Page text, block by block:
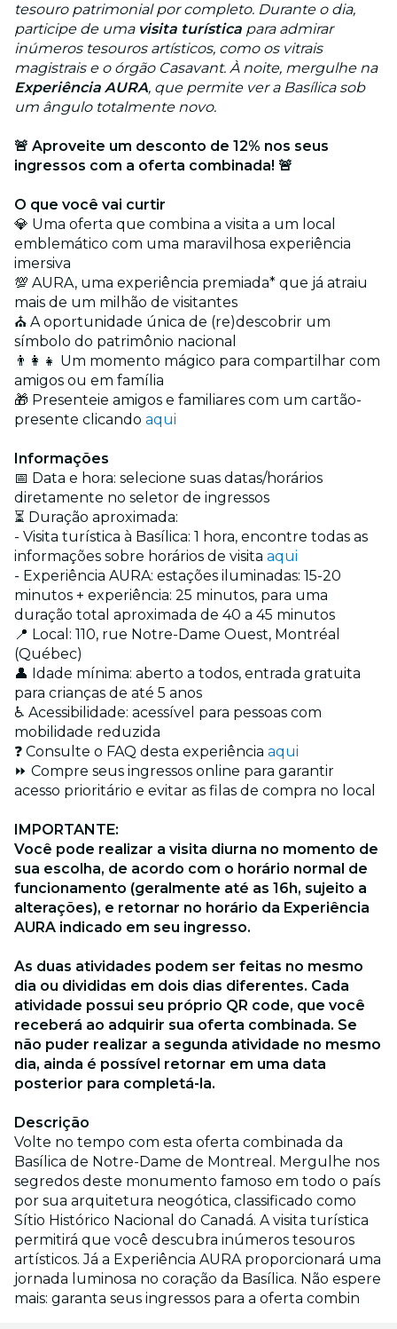
tesouro patrimonial por completo. Durante o dia,
participe de uma visita turística para admirar
inúmeros tesouros artísticos, como os vitrais
magistrais e o órgão Casavant. À noite, mergulhe na
Experiência AURA, que permite ver a Basílica sob
um ângulo totalmente novo.
🚨 Aproveite um desconto de 12% nos seus
ingressos com a oferta combinada! 🚨
O que você vai curtir
💎 Uma oferta que combina a visita a um local
emblemático com uma maravilhosa experiência
imersiva
💯 AURA, uma experiência premiada* que já atraiu
mais de um milhão de visitantes
⛪ A oportunidade única de (re)descobrir um
símbolo do patrimônio nacional
👨‍👩‍👧 Um momento mágico para compartilhar com
amigos ou em família
🎁 Presenteie amigos e familiares com um cartão-
presente clicando aqui
Informações
📅 Data e hora: selecione suas datas/horários
diretamente no seletor de ingressos
⏳ Duração aproximada:
- Visita turística à Basílica: 1 hora, encontre todas as
informações sobre horários de visita aqui
- Experiência AURA: estações iluminadas: 15-20
minutos + experiência: 25 minutos, para uma
duração total aproximada de 40 a 45 minutos
📍 Local: 110, rue Notre-Dame Ouest, Montréal
(Québec)
👤 Idade mínima: aberto a todos, entrada gratuita
para crianças de até 5 anos
♿ Acessibilidade: acessível para pessoas com
mobilidade reduzida
❓ Consulte o FAQ desta experiência aqui
⏩ Compre seus ingressos online para garantir
acesso prioritário e evitar as filas de compra no local
IMPORTANTE:
Você pode realizar a visita diurna no momento de
sua escolha, de acordo com o horário normal de
funcionamento (geralmente até as 16h, sujeito a
alterações), e retornar no horário da Experiência
AURA indicado em seu ingresso.
As duas atividades podem ser feitas no mesmo
dia ou divididas em dois dias diferentes. Cada
atividade possui seu próprio QR code, que você
receberá ao adquirir sua oferta combinada. Se
não puder realizar a segunda atividade no mesmo
dia, ainda é possível retornar em uma data
posterior para completá-la.
Descrição
Volte no tempo com esta oferta combinada da
Basílica de Notre-Dame de Montreal. Mergulhe nos
segredos deste monumento famoso em todo o país
por sua arquitetura neogótica, classificado como
Sítio Histórico Nacional do Canadá. A visita turística
permitirá que você descubra inúmeros tesouros
artísticos. Já a Experiência AURA proporcionará uma
jornada luminosa no coração da Basílica. Não espere
mais: garanta seus ingressos para a oferta combin